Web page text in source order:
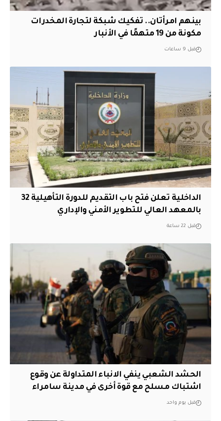
بينهم امرأتان.. تفكيك شبكة لتجارة المخدرات
مكونة من 19 متهمًا في الأنبار
قبل 9 ساعات
الداخلية تعلن فتح باب التقديم للدورة التأهيلية 32
بالمعهد العالي للتطوير الأمني والإداري
قبل 22 ساعة
الحشد الشعبي ينفي الانباء المتداولة عن وقوع
اشتباك مسلح مع قوة أخرى في مدينة سامراء
قبل يوم واحد